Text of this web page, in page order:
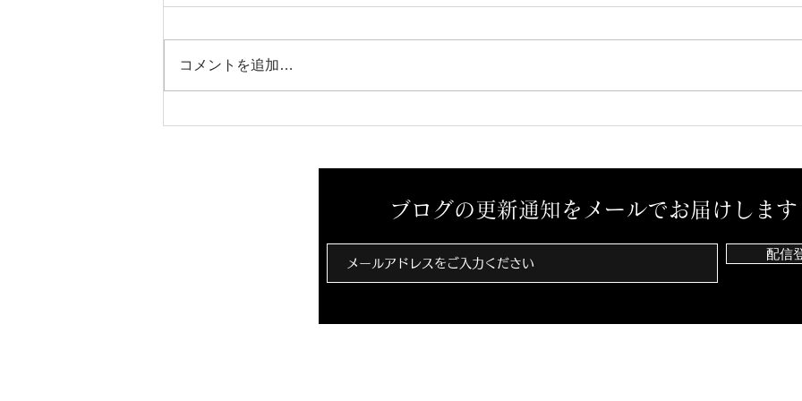
芳醇な香り 予感？ 孤独
コメントを追加…
ブログの更新通知をメールでお届けします
配信